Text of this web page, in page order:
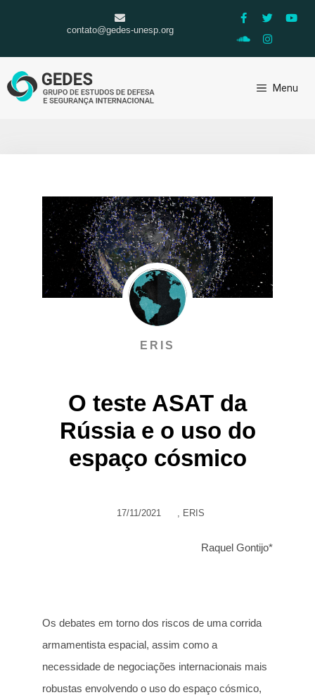
contato@gedes-unesp.org
Menu
ERIS
O teste ASAT da
Rússia e o uso do
espaço cósmico
17/11/2021 ERIS
Raquel Gontijo*
Os debates em torno dos riscos de uma corrida
armamentista espacial, assim como a
necessidade de negociações internacionais mais
robustas envolvendo o uso do espaço cósmico,